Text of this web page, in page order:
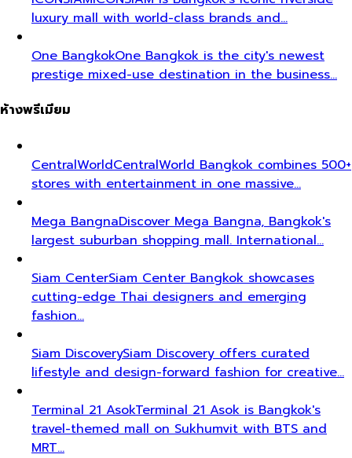
luxury mall with world-class brands and…
One BangkokOne Bangkok is the city's newest
prestige mixed-use destination in the business…
ห้างพรีเมียม
CentralWorldCentralWorld Bangkok combines 500+
stores with entertainment in one massive…
Mega BangnaDiscover Mega Bangna, Bangkok's
largest suburban shopping mall. International…
Siam CenterSiam Center Bangkok showcases
cutting-edge Thai designers and emerging
fashion…
Siam DiscoverySiam Discovery offers curated
lifestyle and design-forward fashion for creative…
Terminal 21 AsokTerminal 21 Asok is Bangkok's
travel-themed mall on Sukhumvit with BTS and
MRT…